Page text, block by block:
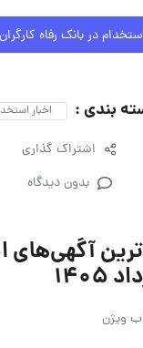
در بانک رفاه کارگران
بندی : اخبار
اشتراک گذاری
بدون دیدگاه
آگهی‌های
ویژن